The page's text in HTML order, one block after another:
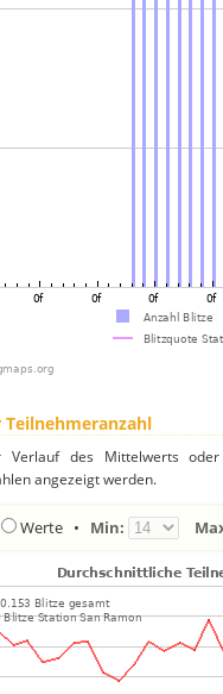
Teilnehmeranzahl
Verlauf des Mittelwerts
angezeigt werden.
Werte • Min: